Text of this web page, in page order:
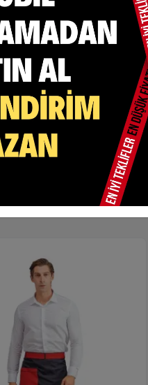
Et Yorum Yaz
Seçenekleri
devam ediyoruz. Satışta